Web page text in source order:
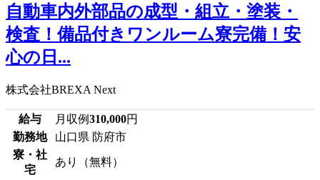
自動車内外部品の成型・組立・塗装・
検査！備品付きワンルーム寮完備！安
心の日...
株式会社BREXA Next
給与 月収例310,000円
勤務地
山口県 防府市
寮・社
宅
あり（無料）